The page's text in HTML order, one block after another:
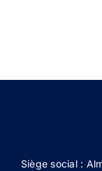
Siège social :